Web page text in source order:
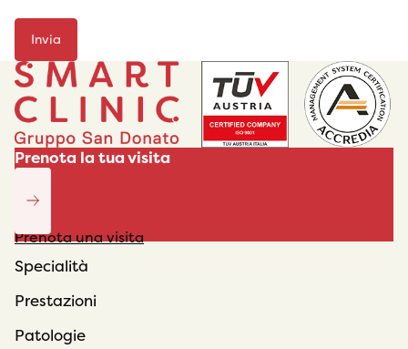
Prenota la tua visita
Prenota una visita
Specialità
Prestazioni
Patologie